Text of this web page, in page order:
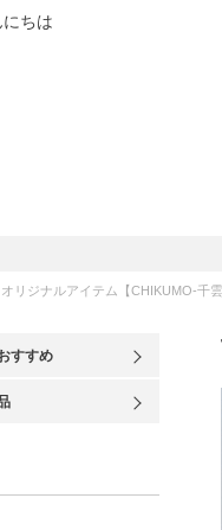
ちは
オリジナルアイテム【CHIKUMO-千雲
すすめ